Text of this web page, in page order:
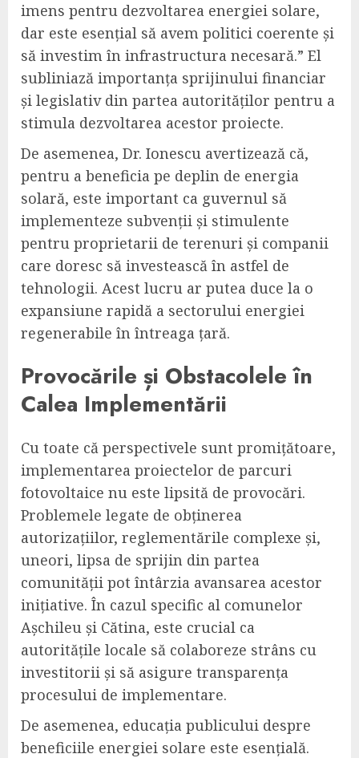
imens pentru dezvoltarea energiei solare,
dar este esențial să avem politici coerente și
să investim în infrastructura necesară.” El
subliniază importanța sprijinului financiar
și legislativ din partea autorităților pentru a
stimula dezvoltarea acestor proiecte.
De asemenea, Dr. Ionescu avertizează că,
pentru a beneficia pe deplin de energia
solară, este important ca guvernul să
implementeze subvenții și stimulente
pentru proprietarii de terenuri și companii
care doresc să investească în astfel de
tehnologii. Acest lucru ar putea duce la o
expansiune rapidă a sectorului energiei
regenerabile în întreaga țară.
Provocările și Obstacolele în
Calea Implementării
Cu toate că perspectivele sunt promițătoare,
implementarea proiectelor de parcuri
fotovoltaice nu este lipsită de provocări.
Problemele legate de obținerea
autorizațiilor, reglementările complexe și,
uneori, lipsa de sprijin din partea
comunității pot întârzia avansarea acestor
inițiative. În cazul specific al comunelor
Așchileu și Cătina, este crucial ca
autoritățile locale să colaboreze strâns cu
investitorii și să asigure transparența
procesului de implementare.
De asemenea, educația publicului despre
beneficiile energiei solare este esențială.